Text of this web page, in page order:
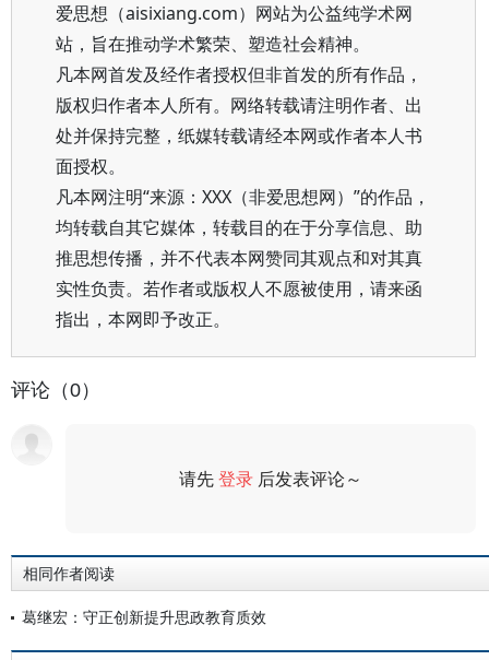
爱思想（aisixiang.com）网站为公益纯学术网
站，旨在推动学术繁荣、塑造社会精神。
凡本网首发及经作者授权但非首发的所有作品，
版权归作者本人所有。网络转载请注明作者、出
处并保持完整，纸媒转载请经本网或作者本人书
面授权。
凡本网注明“来源：XXX（非爱思想网）”的作品，
均转载自其它媒体，转载目的在于分享信息、助
推思想传播，并不代表本网赞同其观点和对其真
实性负责。若作者或版权人不愿被使用，请来函
指出，本网即予改正。
评论（0）
请先登录 后发表评论～
相同作者阅读
葛继宏：守正创新提升思政教育质效